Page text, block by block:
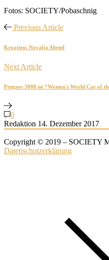
Fotos: SOCIETY/Pobaschnig
Previous Article
Kroatien: Novalja Abend
Next Article
Peugeot 3008 ist “Women's World Car of
0
Redaktion 14. Dezember 2017
Copyright © 2019 – SOCIETY
Datenschutzerklärung